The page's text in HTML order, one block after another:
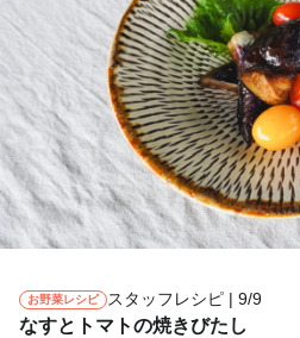
お野菜レシピ スタッフレシピ | 9/9
なすとトマトの焼きびたし